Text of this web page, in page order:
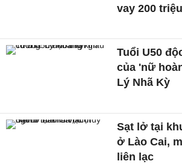
vay 200
Tuổi U50
của 'nữ
Lý Nhã Kỳ
Sạt lở tại
ở Lào Cai,
liên lạc